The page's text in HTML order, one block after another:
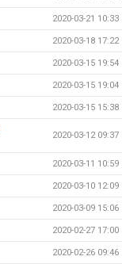
2020-03-21 10:33
2020-03-18 17:22
2020-03-15 19:54
2020-03-15 19:04
2020-03-15 15:38
2020-03-12 09:37
2020-03-11 10:59
2020-03-10 12:09
2020-03-09 15:06
2020-02-27 17:00
2020-02-26 09:46